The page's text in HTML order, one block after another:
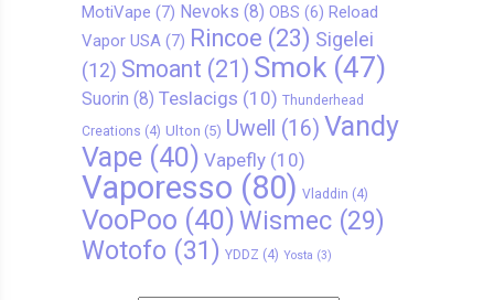
MotiVape (7) Nevoks (8) OBS (6) Reload
Vapor USA(7) Rincoe (23) Sigelei
(12) Smoant (21) Smok(47)
Suorin (8) Teslacigs (10) Thunderhead
Creations (4) Ulton (5) Uwell (16) Vandy
Vape(40) Vapefly(10)
Vaporesso (80) Vladdin (4)
VooPoo (40) Wismec(29)
Wotofo (31) YDDZ (4) Yosta (3)